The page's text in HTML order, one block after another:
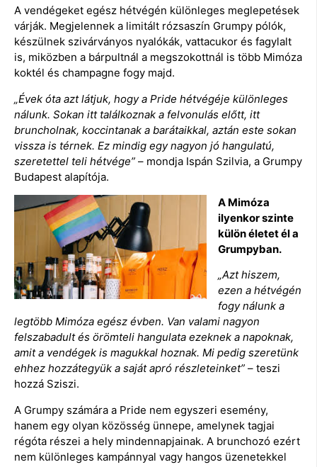
A vendégeket egész hétvégén különleges meglepetések
várják. Megjelennek a limitált rózsaszín Grumpy pólók,
készülnek szivárványos nyalókák, vattacukor és fagylalt
is, miközben a bárpultnál a megszokottnál is több Mimóza
koktél és champagne fogy majd.
„Évek óta azt látjuk, hogy a Pride hétvégéje különleges
nálunk. Sokan itt találkoznak a felvonulás előtt, itt
bruncholnak, koccintanak a barátaikkal, aztán este sokan
vissza is térnek. Ez mindig egy nagyon jó hangulatú,
szeretettel teli hétvége” – mondja Ispán Szilvia, a Grumpy
Budapest alapítója.
A Mimóza
ilyenkor szinte
külön életet él a
Grumpyban.
„Azt hiszem,
ezen a hétvégén
fogy nálunk a
legtöbb Mimóza egész évben. Van valami nagyon
felszabadult és örömteli hangulata ezeknek a napoknak,
amit a vendégek is magukkal hoznak. Mi pedig szeretünk
ehhez hozzátegyük a saját apró részleteinket” – teszi
hozzá Sziszi.
A Grumpy számára a Pride nem egyszeri esemény,
hanem egy olyan közösség ünnepe, amelynek tagjai
régóta részei a hely mindennapjainak. A brunchozó ezért
nem különleges kampánnyal vagy hangos üzenetekkel